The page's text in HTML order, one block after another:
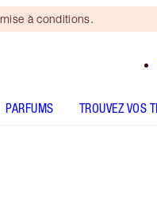
à conditions.
PARFUMS TROUVEZ VOS